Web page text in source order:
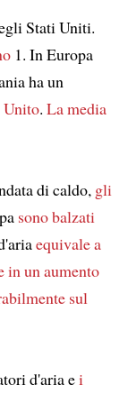
Stati Uniti.
1. In Europa
ha un
Unito. La media
di caldo, gli
sono balzati
equivale a
inun aumento
sul
d'aria ei